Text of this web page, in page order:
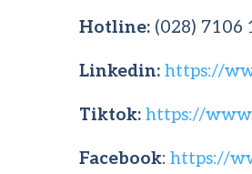
Hotline: (028) 7106
Linkedin: https://
Tiktok: https://
Facebook: https://